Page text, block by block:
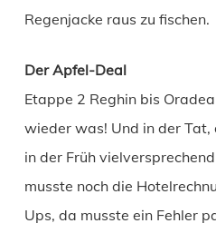
Regenjacke raus zu fischen.
Der Apfel-Deal
Etappe 2 Reghin bis
wieder was! Und in der
in der Früh
musste noch die
Ups, da musste ein Fehler